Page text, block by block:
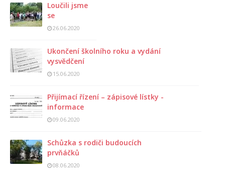
Loučili jsme
se
26.06.2020
Ukončení školního roku a vydání
vysvědčení
15.06.2020
Přijímací řízení – zápisové lístky -
informace
09.06.2020
Schůzka s rodiči budoucích
prvňáčků
08.06.2020